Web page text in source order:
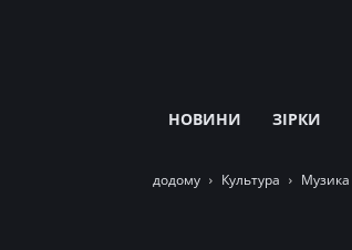
НОВИНИ ЗІРКИ
додому Культура Музика